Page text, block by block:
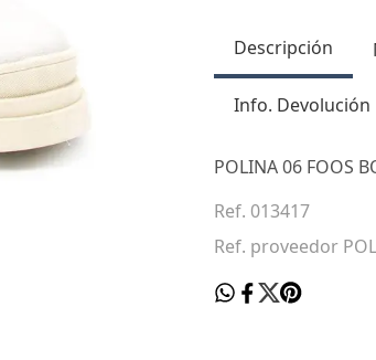
Descripción
Info. Devolución
POLINA 06 FOOS
Ref. 013417
Ref. proveedor